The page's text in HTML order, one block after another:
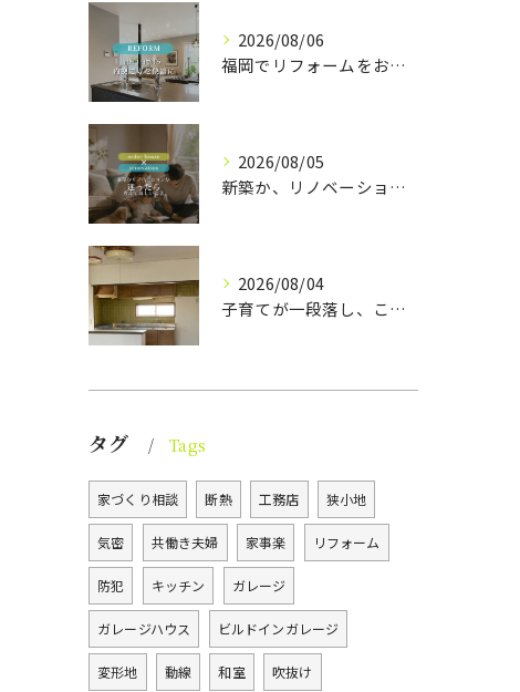
2026/08/06
福岡でリフォームをお考えの方、必見。
2026/08/05
新築か、リノベーションか。
2026/08/04
子育てが一段落し、これからの暮らしをより心地よく、ラクに整え...
タグ Tags
家づくり相談 断熱 工務店 狭小地
気密 共働き夫婦 家事楽 リフォーム
防犯 キッチン ガレージ
ガレージハウス ビルドインガレージ
変形地 動線 和室 吹抜け